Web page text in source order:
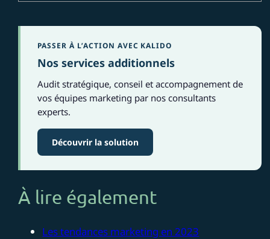
PASSER À L’ACTION AVEC KALIDO
Nos services additionnels
Audit stratégique, conseil et accompagnement de
vos équipes marketing par nos consultants
experts.
Découvrir la solution
À lire également
Les tendances marketing en 2023